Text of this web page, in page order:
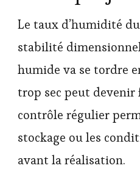
Le taux d’humidité
stabilité
humide va se tordre
trop sec peut devenir
contrôle régulier
stockage ou les
avant la réalisation.